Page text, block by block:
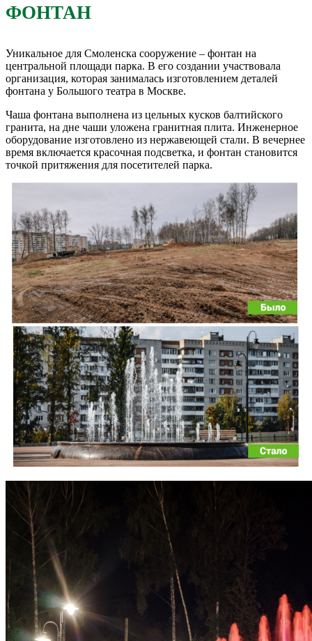
ФОНТАН
Уникальное для Смоленска сооружение – фонтан на
центральной площади парка. В его создании участвовала
организация, которая занималась изготовлением деталей
фонтана у Большого театра в Москве.
Чаша фонтана выполнена из цельных кусков балтийского
гранита, на дне чаши уложена гранитная плита. Инженерное
оборудование изготовлено из нержавеющей стали. В вечернее
время включается красочная подсветка, и фонтан становится
точкой притяжения для посетителей парка.